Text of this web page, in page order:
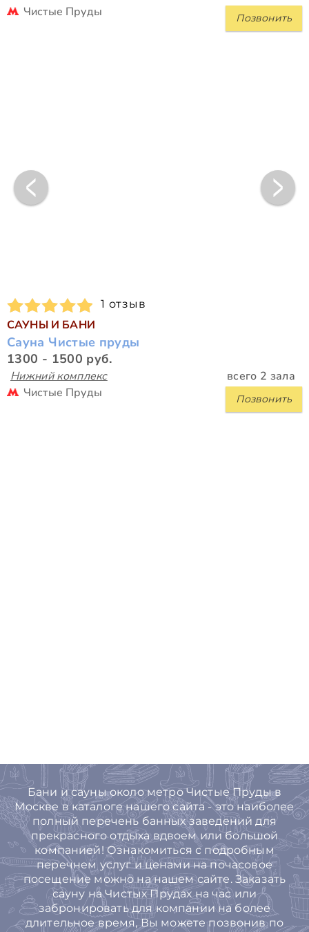
Позвонить
Чистые Пруды
1 отзыв
САУНЫ И БАНИ
Сауна Чистые пруды
1300 - 1500 руб.
Нижний комплекс всего 2 зала
Позвонить
Чистые Пруды
Бани и сауны около метро Чистые Пруды в
Москве в каталоге нашего сайта - это наиболее
полный перечень банных заведений для
прекрасного отдыха вдвоем или большой
компанией! Ознакомиться с подробным
перечнем услуг и ценами на почасовое
посещение можно на нашем сайте. Заказать
сауну на Чистых Прудах на час или
забронировать для компании на более
длительное время, Вы можете позвонив по